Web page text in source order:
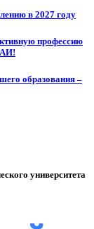
в 2027 году
профессию
образования –
университета